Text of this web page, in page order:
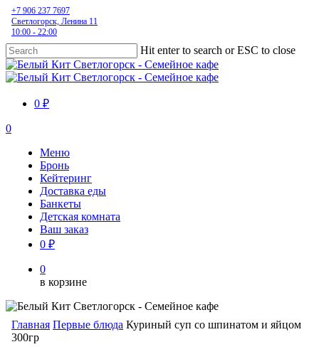
Skip
to
main
content
+7 906 237 7697
Светлогорск, Ленина 11
10:00 - 22:00
Hit enter to search or ESC to close
Close
Search
0 ₽
0
Меню
Бронь
Кейтеринг
Доставка еды
Банкеты
Детская комната
Ваш заказ
0 ₽
0
в корзине
Главная Первые блюда Куриный суп со шпинатом и яйцом
300гр